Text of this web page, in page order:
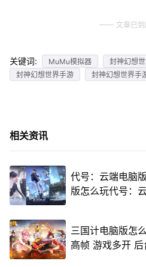
文章已到
关键词: MuMu模拟器 封神幻想
封神幻想世界手游
封神幻想世界手
相关资讯
代号：云端电脑
版怎么玩代号：
三国计电脑版怎
高帧 游戏多开